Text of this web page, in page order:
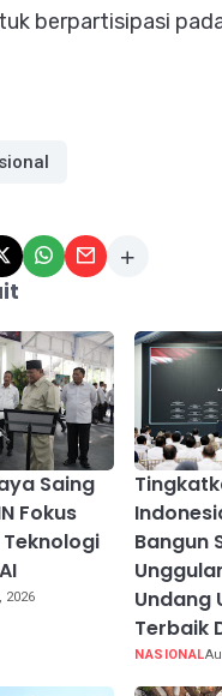
berpartisipasi
Saing
Fokus
2026
Bangun
Undang
Terbaik
NASIONAL